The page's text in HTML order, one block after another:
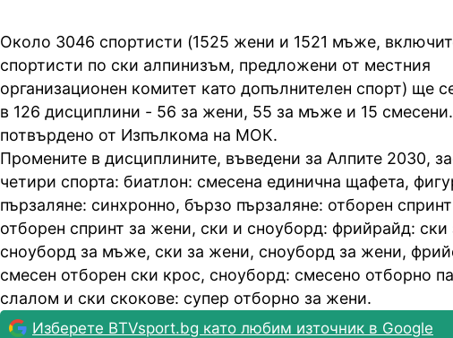
Около 3046 спортисти (1525 жени и 1521 мъже,
спортисти по ски алпинизъм, предложени от местния
организационен комитет като допълнителен спорт) ще
в 126 дисциплини - 56 за жени, 55 за мъже и 15
потвърдено от Изпълкома на МОК.
Промените в дисциплините, въведени за Алпите 2030,
четири спорта: биатлон: смесена единична щафета,
пързаляне: синхронно, бързо пързаляне: отборен
отборен спринт за жени, ски и сноуборд: фрийрайд:
сноуборд за мъже, ски за жени, сноуборд за жени,
смесен отборен ски крос, сноуборд: смесено отборно
слалом и ски скокове: супер отборно за жени.
Изберете BTVsport.bg като любим източник в Google